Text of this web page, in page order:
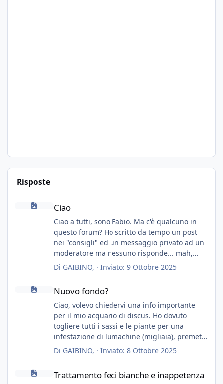
Risposte
Ciao
Ciao a tutti, sono Fabio. Ma c'è qualcuno in
questo forum? Ho scritto da tempo un post
nei "consigli" ed un messaggio privato ad un
moderatore ma nessuno risponde... mah,
chissà... speravo in un consiglio...
Di GAIBINO, · Inviato: 9 Ottobre 2025
Nuovo fondo?
Nuovo fondo?
Ciao, volevo chiedervi una info importante
per il mio acquario di discus. Ho dovuto
togliere tutti i sassi e le piante per una
infestazione di lumachine (migliaia), premetto
che ho 3 discus, 8 coridoras, e una ventina di
cardinali, e tre pulitori in una vasca con 200
Ho già tolto migliaia di lumachine e non
Di GAIBINO, · Inviato: 8 Ottobre 2025
Trattamento feci bianche e inappetenza
Trattamento feci bianche e inappetenza